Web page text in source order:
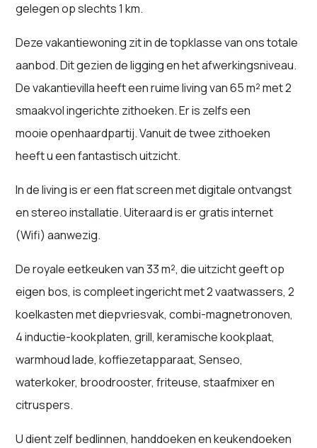
gelegen op slechts 1 km.
Deze vakantiewoning zit in de topklasse van ons totale
aanbod. Dit gezien de ligging en het afwerkingsniveau.
De vakantievilla heeft een ruime living van 65 m² met 2
smaakvol ingerichte zithoeken. Er is zelfs een
mooie openhaardpartij. Vanuit de twee zithoeken
heeft u een fantastisch uitzicht.
In de living is er een flat screen met digitale ontvangst
en stereo installatie. Uiteraard is er gratis internet
(Wifi) aanwezig.
De royale eetkeuken van 33 m², die uitzicht geeft op
eigen bos, is compleet ingericht met 2 vaatwassers, 2
koelkasten met diepvriesvak, combi-magnetronoven,
4 inductie-kookplaten, grill, keramische kookplaat,
warmhoud lade, koffiezetapparaat, Senseo,
waterkoker, broodrooster, friteuse, staafmixer en
citruspers.
U dient zelf bedlinnen, handdoeken en keukendoeken